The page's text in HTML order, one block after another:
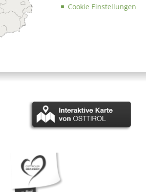
Cookie Einstellungen